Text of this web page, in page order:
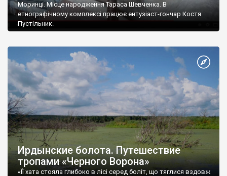
Моринці. Місце народження Тараса Шевченка. В
етнографічному комплексі працює ентузіаст-гончар Костя
Пустільник.
Ирдынские болота. Путешествие
тропами «Черного Ворона»
«Її хата стояла глибоко в лісі серед боліт, що тяглися вздовж